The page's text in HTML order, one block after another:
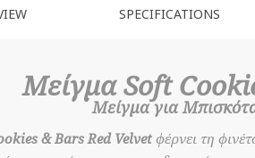
SPECIFICATIONS
Μείγμα Soft
Μείγμα για
& Bars Red Velvet φέρνει τη